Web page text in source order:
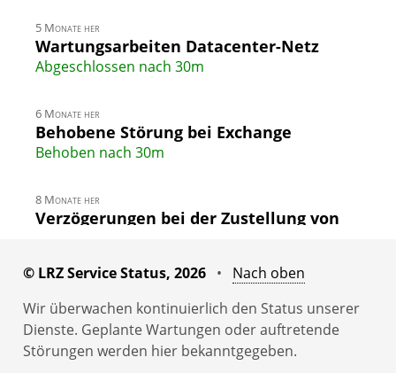
5 Monate her
Wartungsarbeiten Datacenter-Netz
Abgeschlossen nach 30m
6 Monate her
Behobene Störung bei Exchange
Behoben nach 30m
8 Monate her
Verzögerungen bei der Zustellung von
10 Monate her
Exchange derzeit für einen kleinen Teil
der Benutzer langsam/gestört
Behoben nach 1h 15m
© LRZ Service Status, 2026 • Nach oben
Wir überwachen kontinuierlich den Status unserer
Dienste. Geplante Wartungen oder auftretende
Störungen werden hier bekanntgegeben.